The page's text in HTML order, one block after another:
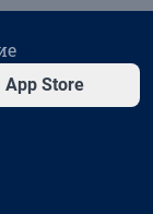
App Store